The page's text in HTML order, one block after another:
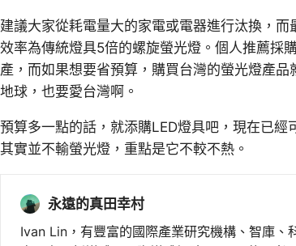
建議大家從耗電量大的家電或電器進行汰換，
效率為傳統燈具5倍的螺旋螢光燈。個人推薦採
產，而如果想要省預算，購買台灣的螢光燈產
地球，也要愛台灣啊。
預算多一點的話，就添購LED燈具吧，現在已經
其實並不輸螢光燈，重點是它不較不熱。
永遠的真田幸村
Ivan Lin，有豐富的國際產業研究機構、智庫